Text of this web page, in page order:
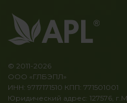
© 2011-2026
ООО «ГЛБЭПЛ»
ИНН: 9717171510 КПП: 771501001
Юридический адрес: 127576,